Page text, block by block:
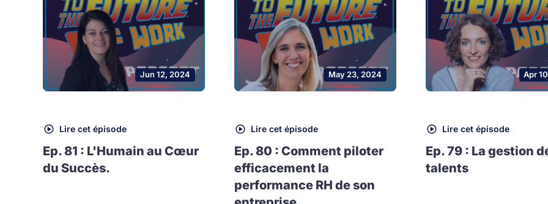
Jun 12, 2024
Lire cet épisode
Ep. 81 : L'Humain au Cœur
du Succès.
May 23, 2024
Lire cet épisode
Ep. 80 : Comment piloter
efficacement la
performance RH de son
Apr
Lire cet épisode
Ep. 79 : La gestion
talents